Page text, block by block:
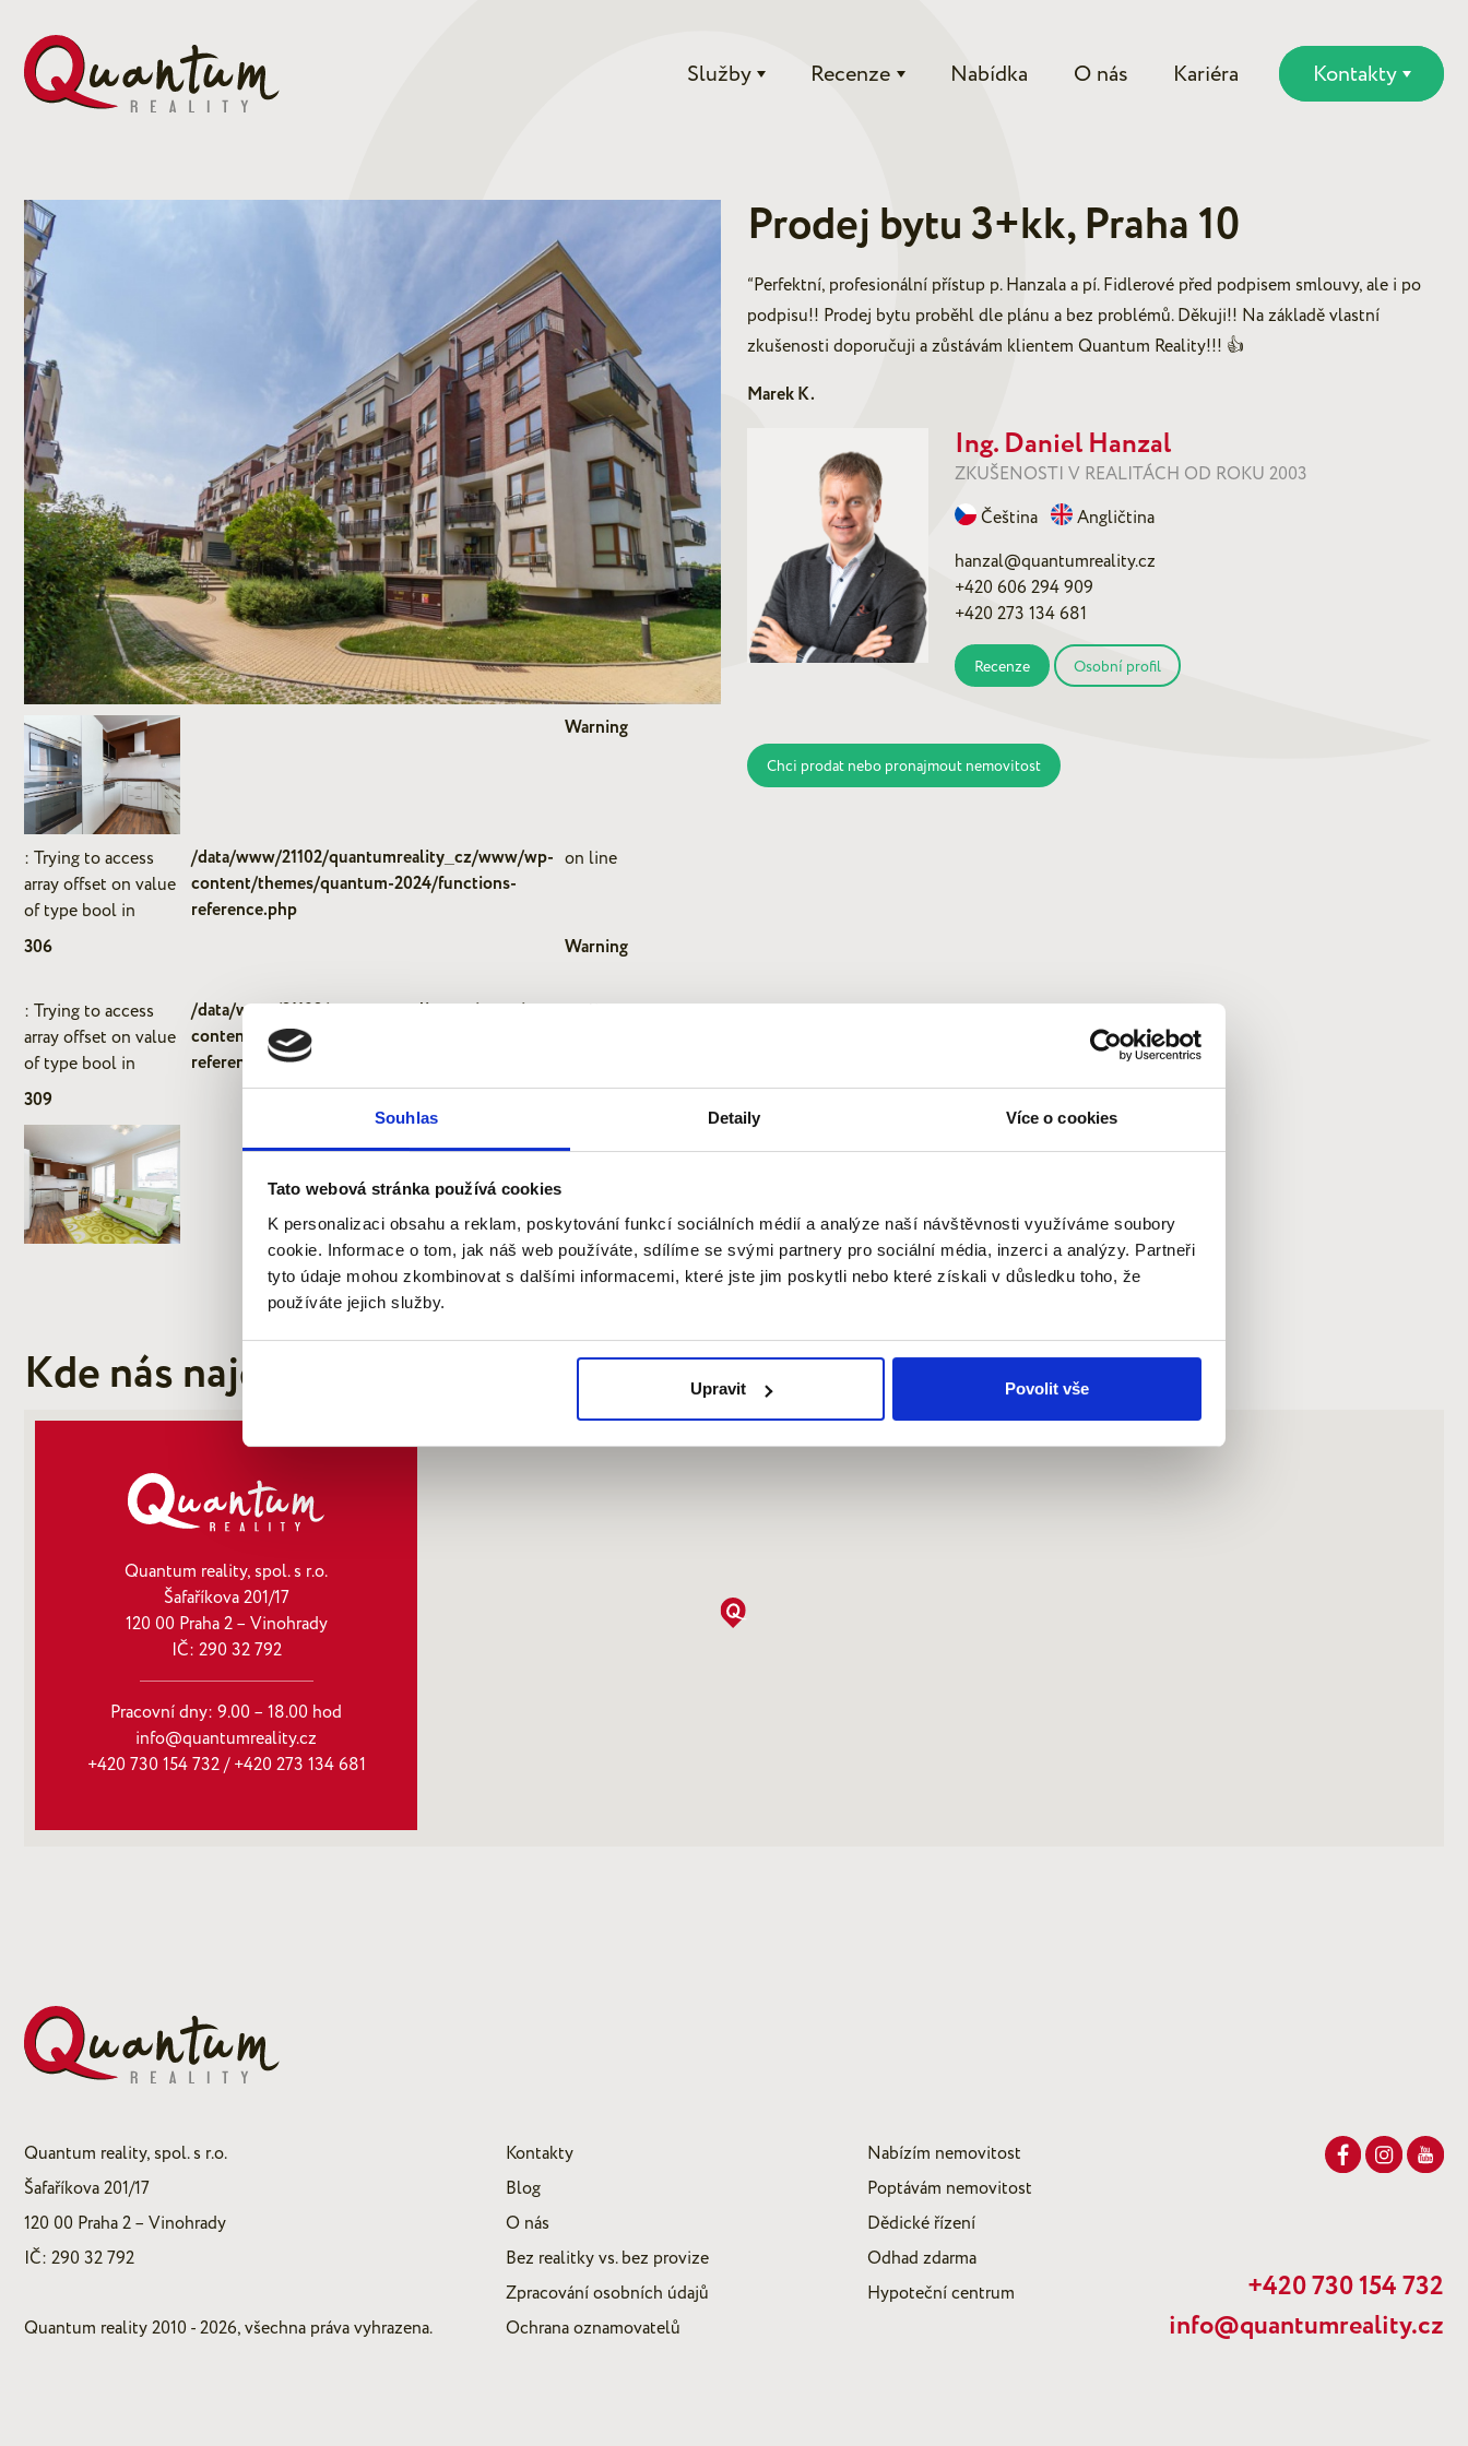
Souhlas Detaily Více o cookies
Tato webová stránka používá cookies
K personalizaci obsahu a reklam, poskytování funkcí sociálních médií a analýze naší návštěvnosti využíváme soubory
cookie. Informace o tom, jak náš web používáte, sdílíme se svými partnery pro sociální média, inzerci a analýzy. Partneři
tyto údaje mohou zkombinovat s dalšími informacemi, které jste jim poskytli nebo které získali v důsledku toho, že
používáte jejich služby.
Upravit Povolit vše
Služby Recenze Nabídka O nás Kariéra Kontakty
Warning
: Trying to access
array offset on value
of type bool in
/data/www/21102/quantumreality_cz/www/wp-
content/themes/quantum-2024/functions-
reference.php
on line
306 Warning
: Trying to access
array offset on value
of type bool in
/data/www/21102/quantumreality_cz/www/wp-
content/themes/quantum-2024/functions-
reference.php
on line
309
Prodej bytu 3+kk, Praha 10
“Perfektní, profesionální přístup p. Hanzala a pí. Fidlerové před podpisem smlouvy, ale i po
podpisu!! Prodej bytu proběhl dle plánu a bez problémů. Děkuji!! Na základě vlastní
zkušenosti doporučuji a zůstávám klientem Quantum Reality!!! 👍
Marek K.
Ing. Daniel Hanzal
ZKUŠENOSTI V REALITÁCH OD ROKU 2003
Čeština
Angličtina
hanzal@quantumreality.cz
+420 606 294 909
+420 273 134 681
Recenze Osobní profil
Chci prodat nebo pronajmout nemovitost
Kde nás najdete
Quantum reality, spol. s r.o.
Šafaříkova 201/17
120 00 Praha 2 – Vinohrady
IČ: 290‍ 32‍ 792
Pracovní dny: 9.00 – 18.00 hod
info@quantumreality.cz
+420 730 154 732/+420 273 134 681
Quantum reality, spol. s r.o.
Šafaříkova 201/17
120 00 Praha 2 – Vinohrady
IČ: 290 32 792
Quantum reality 2010 - 2026, všechna práva vyhrazena.
Kontakty
Blog
O nás
Bez realitky vs. bez provize
Zpracování osobních údajů
Ochrana oznamovatelů
Nabízím nemovitost
Poptávám nemovitost
Dědické řízení
Odhad zdarma
Hypoteční centrum
+420 730 154 732
info@quantumreality.cz